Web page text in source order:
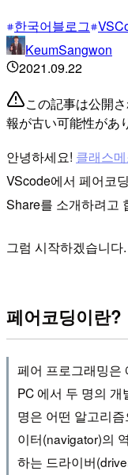
한국어블로그
KeumSangwon
2021.09.22
この記事は公開
報が古い可能性があ
안녕하세요! 클래스
VScode에서 페어코
Share를 소개하려고
그럼 시작하겠습니다.
페어코딩이란?
페어 프로그래밍은
PC 에서 두 명의
명은 어떤 알고리
이터(navigator)의
하는 드라이버